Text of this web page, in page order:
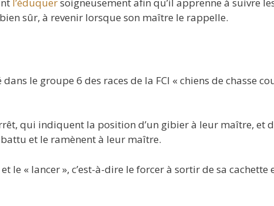
sûr, à revenir lorsque son maître le rappelle.
dans le groupe 6 des races de la FCI « chiens de chasse
qui indiquent la position d’un gibier à leur maître, et
et le ramènent à leur maître.
le « lancer », c’est-à-dire le forcer à sortir de sa cachette